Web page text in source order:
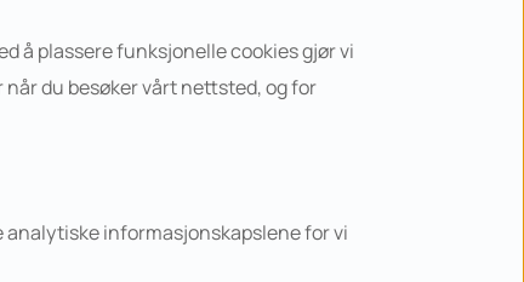
å plassere funksjonelle cookies gjør vi
du besøker vårt nettsted, og for
informasjonskapslene for vi